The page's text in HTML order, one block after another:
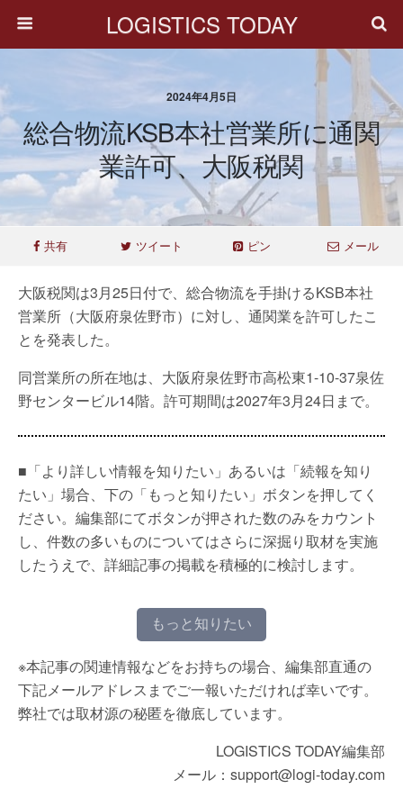
LOGISTICS TODAY
2024年4月5日
総合物流KSB本社営業所に通関
業許可、大阪税関
共有 ツイート ピン メール
大阪税関は3月25日付で、総合物流を手掛けるKSB本社
営業所（大阪府泉佐野市）に対し、通関業を許可したこ
とを発表した。
同営業所の所在地は、大阪府泉佐野市高松東1-10-37泉佐
野センタービル14階。許可期間は2027年3月24日まで。
■「より詳しい情報を知りたい」あるいは「続報を知り
たい」場合、下の「もっと知りたい」ボタンを押してく
ださい。編集部にてボタンが押された数のみをカウント
し、件数の多いものについてはさらに深掘り取材を実施
したうえで、詳細記事の掲載を積極的に検討します。
もっと知りたい
※本記事の関連情報などをお持ちの場合、編集部直通の
下記メールアドレスまでご一報いただければ幸いです。
弊社では取材源の秘匿を徹底しています。
LOGISTICS TODAY編集部
メール：support@logi-today.com